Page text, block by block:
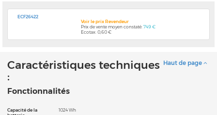
ECF26422
Voir le prix Revendeur
Prix de vente moyen constaté:749 €
Ecotax: 0,60 €
Haut de page
Caractéristiques techniques
:
Fonctionnalités
Capacité de la
1024 Wh